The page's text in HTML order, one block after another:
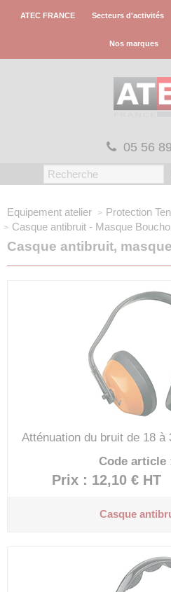
ATEC FRANCE Secteurs d'activités
Nos marques
05 56
Equipement atelier Protection
Casque antibruit - Masque
Casque antibruit,
Atténuation du bruit de 18 à
Code article
Prix : 12,10 € HT
Casque